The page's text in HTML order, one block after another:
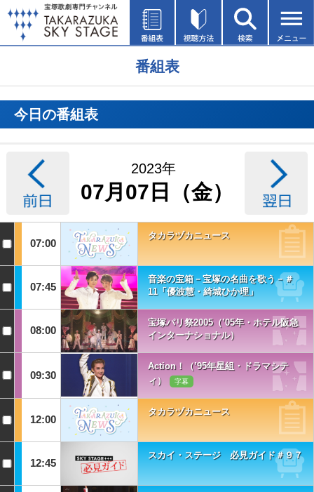
番組表
今日の番組表
2023年
07月07日（金）
07:00
タカラヅカニュース
07:45
音楽の宝箱－宝塚の名曲を歌う－＃
11「優波慧・綺城ひか理」
08:00
宝塚パリ祭2005（’05年・ホテル阪急
インターナショナル）
09:30
Action！（’95年星組・ドラマシテ
ィ）
字幕
12:00
タカラヅカニュース
12:45
スカイ・ステージ 必見ガイド＃９７